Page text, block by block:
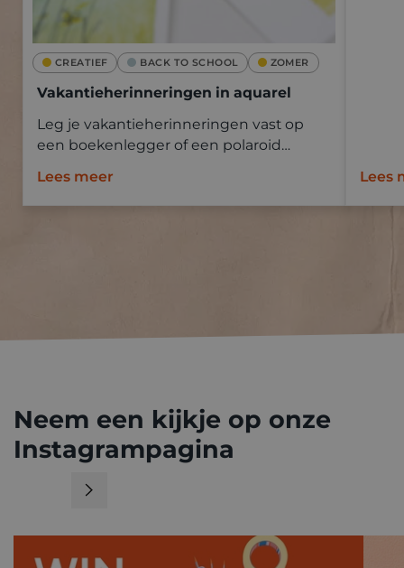
CREATIEF BACK TO SCHOOL ZOMER
Vakantieherinneringen in aquarel
Leg je vakantieherinneringen vast op
een boekenlegger of een polaroid
Neem mee op vakantie en schilder ter
plaatse of baseer je op een foto.
Lees meer Lees
Neem een kijkje op onze
Instagrampagina